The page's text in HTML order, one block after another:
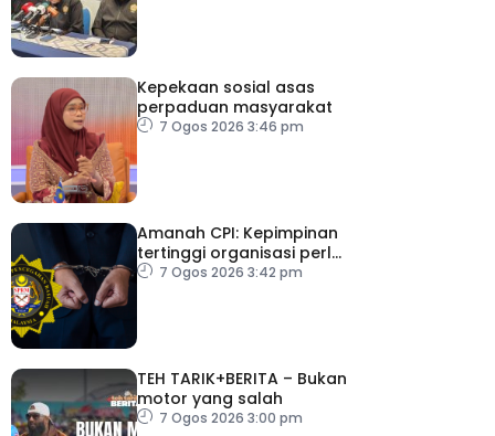
Kepekaan sosial asas
perpaduan masyarakat
7 Ogos 2026 3:46 pm
Amanah CPI: Kepimpinan
tertinggi organisasi perlu
pacu reformasi radikal
7 Ogos 2026 3:42 pm
TEH TARIK+BERITA – Bukan
motor yang salah
7 Ogos 2026 3:00 pm